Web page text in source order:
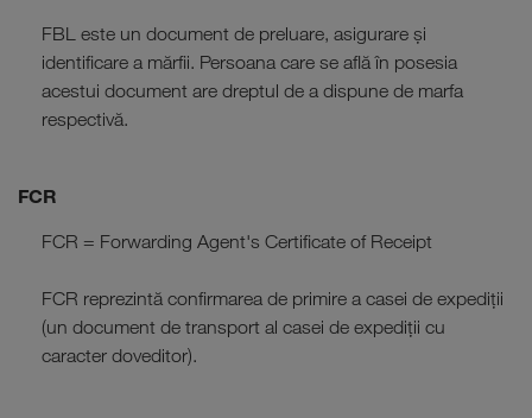
FBL este un document de preluare, asigurare și
identificare a mărfii. Persoana care se află în posesia
acestui document are dreptul de a dispune de marfa
respectivă.
FCR
FCR = Forwarding Agent's Certificate of Receipt
FCR reprezintă confirmarea de primire a casei de expediții
(un document de transport al casei de expediții cu
caracter doveditor).